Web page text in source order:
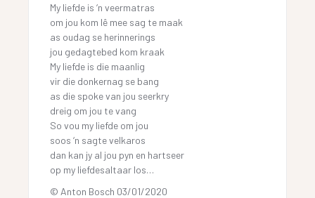
My liefde is ‘n veermatras
om jou kom lê mee sag te maak
as oudag se herinnerings
jou gedagtebed kom kraak
My liefde is die maanlig
vir die donkernag se bang
as die spoke van jou seerkry
dreig om jou te vang
So vou my liefde om jou
soos ‘n sagte velkaros
dan kan jy al jou pyn en hartseer
op my liefdesaltaar los…
© Anton Bosch 03/01/2020